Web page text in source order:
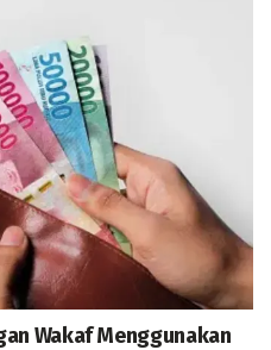
Wakaf Menggunakan